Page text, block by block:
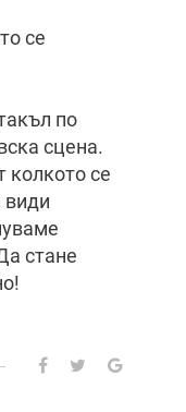
се
по
сцена.
колкото се
види
стане